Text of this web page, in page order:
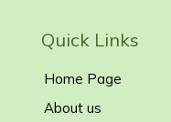
Quick Links
Home Page
About us